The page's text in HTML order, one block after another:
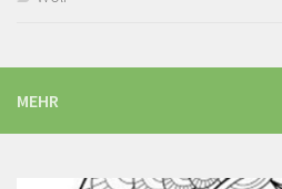
MEHR